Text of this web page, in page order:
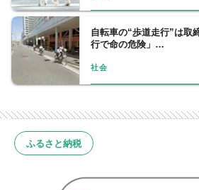
自転車の“歩道走行”は取
行で命の危険」…
社会
ふるさと納税